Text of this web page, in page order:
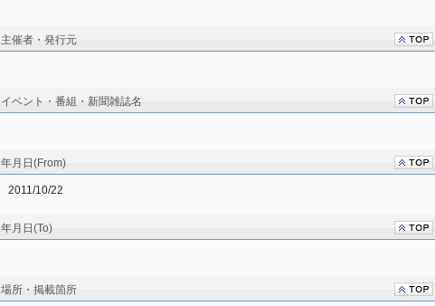
主催者・発行元
イベント・番組・新聞雑誌名
年月日(From)
2011/10/22
年月日(To)
場所・掲載箇所